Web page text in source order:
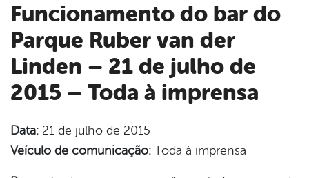
Funcionamento do bar do
Parque Ruber van der
Linden – 21 de julho de
2015 – Toda à imprensa
Data: 21 de julho de 2015
Veículo de comunicação: Toda à imprensa